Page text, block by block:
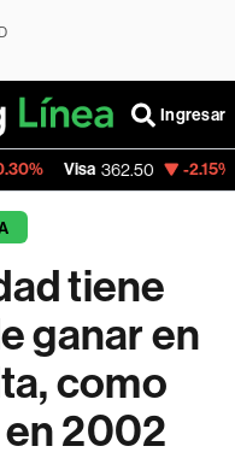
Ingresar
-2.15% MercadoLibre
tiene
ganar en
como
2002